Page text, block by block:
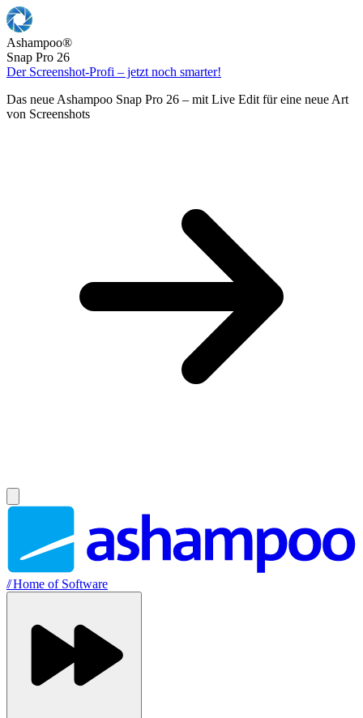
Ashampoo®
Snap Pro 26
Der Screenshot-Profi – jetzt noch smarter!
Das neue Ashampoo Snap Pro 26 – mit Live Edit für eine neue Art
von Screenshots
//Home of Software